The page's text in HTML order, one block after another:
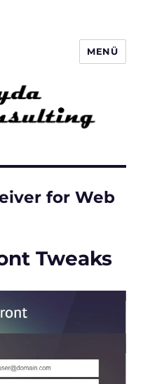
MENÜ
for Web
Tweaks